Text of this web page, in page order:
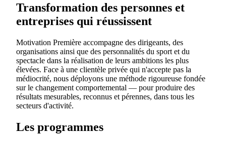
Transformation des personnes et
entreprises qui réussissent
Motivation Première accompagne des dirigeants, des
organisations ainsi que des personnalités du sport et du
spectacle dans la réalisation de leurs ambitions les plus
élevées. Face à une clientèle privée qui n'accepte pas la
médiocrité, nous déployons une méthode rigoureuse fondée
sur le changement comportemental — pour produire des
résultats mesurables, reconnus et pérennes, dans tous les
secteurs d'activité.
Les programmes